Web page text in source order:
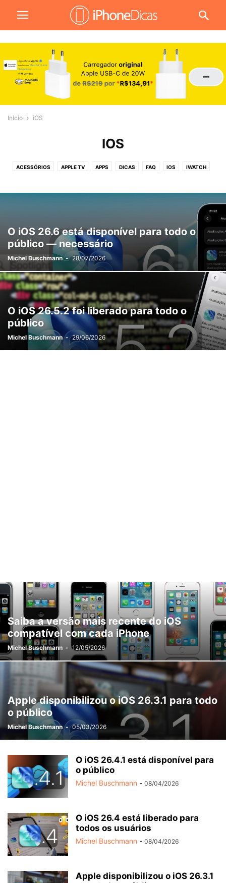
Início iOS
IOS
ACESSÓRIOS APPLE TV APPS DICAS FAQ IOS IWATCH
VÍDEOS WALLPAPERS
O iOS 26.6 está disponível para todo o
público — necessário
Michel Buschmann - 28/07/2026
O iOS 26.5.2 foi liberado para todo o
público
Michel Buschmann - 29/06/2026
Saiba a versão mais recente do iOS
compatível com cada iPhone
Michel Buschmann - 12/05/2026
Apple disponibilizou o iOS 26.3.1 para todo
o público
Michel Buschmann - 05/03/2026
O iOS 26.4.1 está disponível para
o público
Michel Buschmann - 08/04/2026
O iOS 26.4 está liberado para
todos os usuários
Michel Buschmann - 08/04/2026
Apple disponibilizou o iOS 26.3.1